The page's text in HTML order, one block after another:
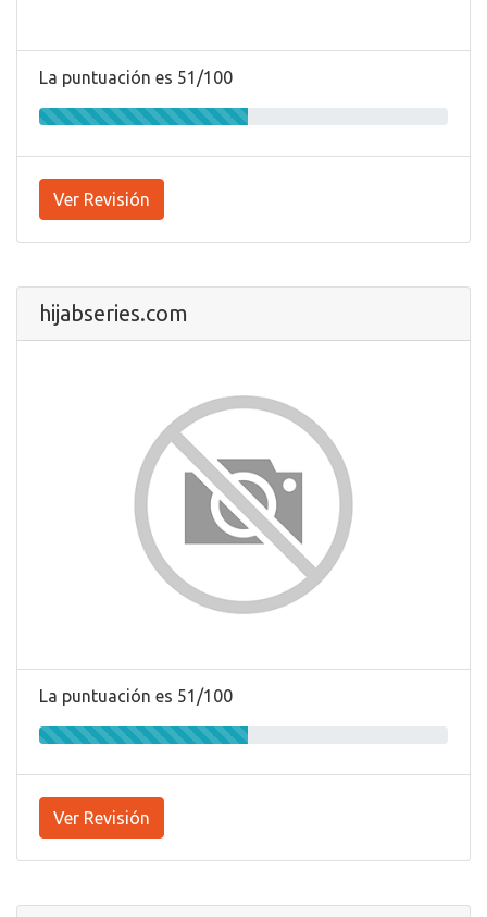
La puntuación es 51/100
Ver Revisión
hijabseries.com
La puntuación es 51/100
Ver Revisión